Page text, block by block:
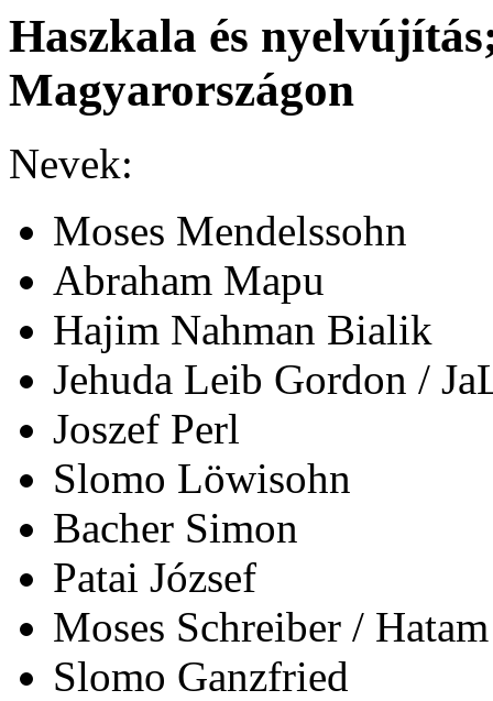
Haszkala és
Magyarországon
Nevek:
Moses Mendelssohn
Abraham Mapu
Hajim Nahman Bialik
Jehuda Leib Gordon /
Joszef Perl
Slomo Löwisohn
Bacher Simon
Patai József
Moses Schreiber /
Slomo Ganzfried